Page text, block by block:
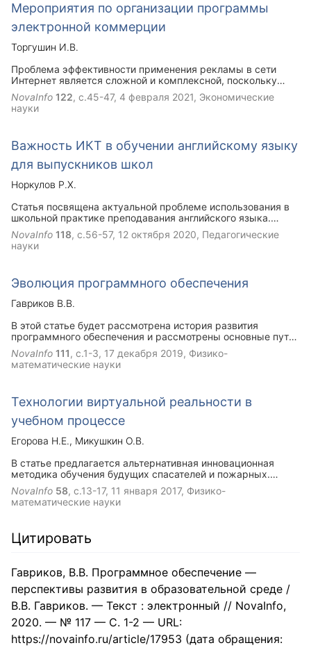
образованности и конкурентоспособности молодых
специалистов, а также запросами студенческой молодежи
к качеству высшего образования.
Мероприятия по организации программы
электронной коммерции
Торгушин И.В.
Проблема эффективности применения рекламы в сети
Интернет является сложной и комплексной, поскольку
складывается из множества самых разных факторов.
Сложность анализа обусловливается многообразием
подходов к ее оценке. В зависимости от поставленной
направлениям деятельности организации.
NovaInfo 122, с.45-47, 4 февраля 2021, Экономические
науки
Важность ИКТ в обучении английскому языку
для выпускников школ
Норкулов Р.Х.
Статья посвящена актуальной проблеме использования в
школьной практике преподавания английского языка.
Особое внимание автор уделил интерактивному обучению
языку, его специфике, функциям, эффективности
использования информационных коммуникационных
языка в 11 классе на основе интерактивных технологий, их
NovaInfo 118, с.56-57, 12 октября 2020, Педагогические
науки
Эволюция программного обеспечения
Гавриков В.В.
В этой статье будет рассмотрена история развития
программного обеспечения и рассмотрены основные пути
развития программного обеспечения.
NovaInfo 111 , с.1-3, 17 декабря 2019, Физико-
математические науки
Технологии виртуальной реальности в
учебном процессе
Егорова Н.Е.
Микушкин О.В.
В статье предлагается альтернативная инновационная
методика обучения будущих спасателей и пожарных.
Усовершенствование учебного процесса достигается за
счёт применения очков виртуальной реальности.
Разработка разнопланового программного обеспечения
NovaInfo 58, с.13-17, 11 января 2017, Физико-
математические науки
Цитировать
Гавриков, В.В. Программное обеспечение —
перспективы развития в образовательной среде /
В.В. Гавриков. — Текст : электронный // NovaInfo,
2020. — № 117 — С. 1-2 — URL:
https://novainfo.ru/article/17953 (дата обращения: